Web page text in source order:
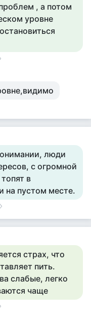
, а потом
уровне
люди
с огромной
в
на пустом месте.
страх, что
пить.
слабые, легко
чаще